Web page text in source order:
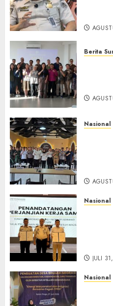
Berita
Nasional
Nasional
JULI
Nasional